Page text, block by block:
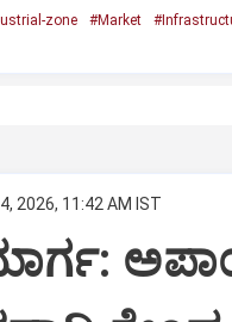
zone #Market
2026, 11:42 AM IST